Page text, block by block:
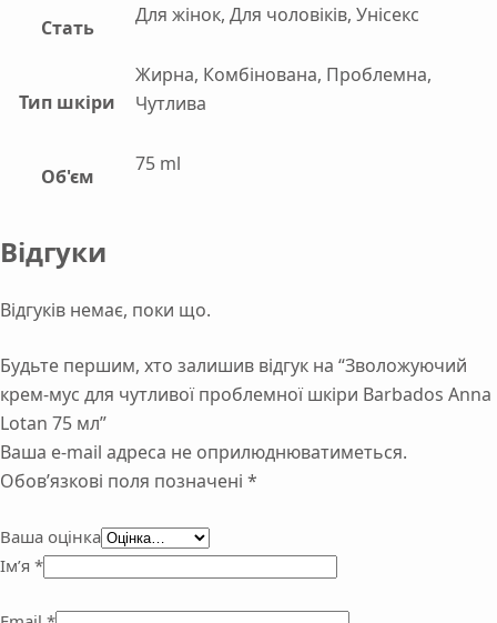
Стать
Для жінок, Для чоловіків, Унісекс
Тип шкіри
Жирна, Комбінована, Проблемна,
Чутлива
Об'єм
75 ml
Відгуки
Відгуків немає, поки що.
Будьте першим, хто залишив відгук на “Зволожуючий
крем-мус для чутливої проблемної шкіри Barbados Anna
Lotan 75 мл”
Ваша e-mail адреса не оприлюднюватиметься.
Обов’язкові поля позначені *
Ваша оцінка
Ім’я *